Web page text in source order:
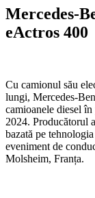
Mercedes-
eActros 400
Cu camionul său
lungi, Mercedes-
camioanele diesel
2024. Producătorul
bazată pe
eveniment de
Molsheim, Franța.